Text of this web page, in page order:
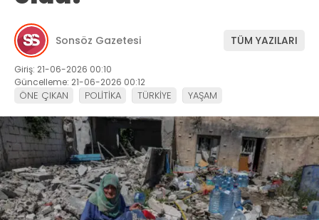
Sonsöz Gazetesi TÜM YAZILARI
Giriş: 21-06-2026 00:10
Güncelleme: 21-06-2026 00:12
ÖNE ÇIKAN POLİTİKA TÜRKİYE YAŞAM